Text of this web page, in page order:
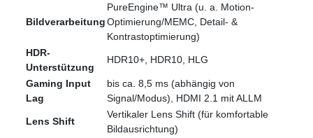
Bildverarbeitung
PureEngine™ Ultra (u. a. Motion-
Optimierung/MEMC, Detail- &
Kontrastoptimierung)
HDR-
Unterstützung
HDR10+, HDR10, HLG
Gaming Input
Lag
bis ca. 8,5 ms (abhängig von
Signal/Modus), HDMI 2.1 mit ALLM
Lens Shift
Vertikaler Lens Shift (für komfortable
Bildausrichtung)